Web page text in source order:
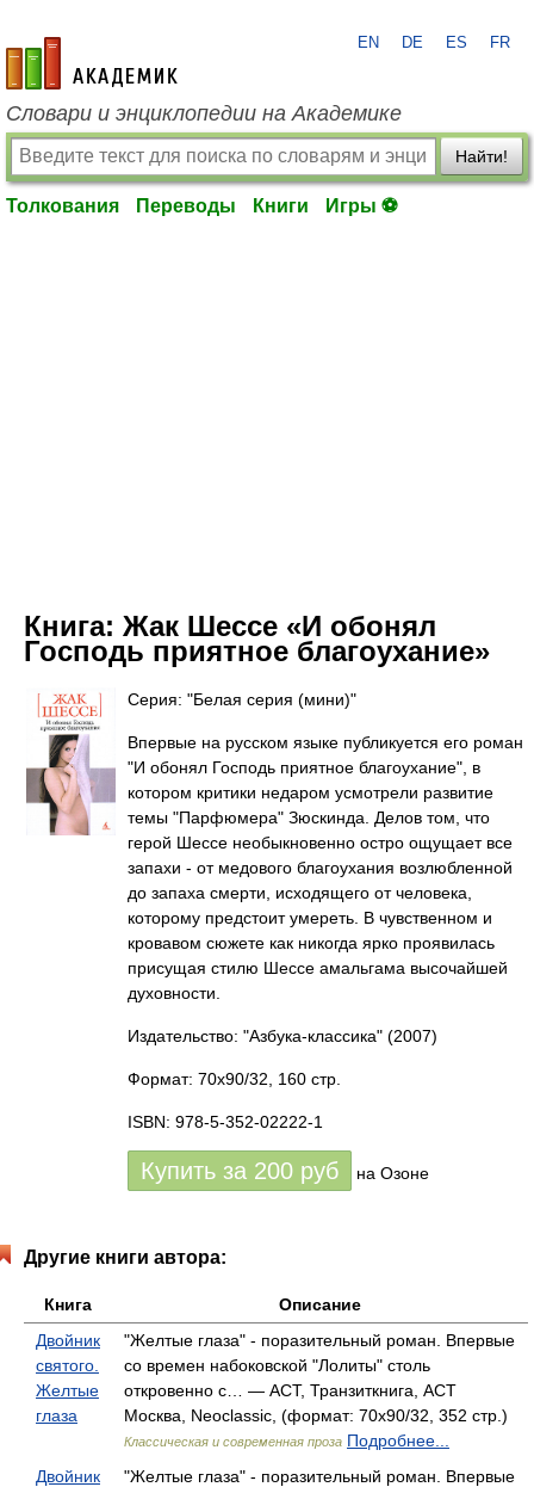
academic.ru
EN DE ES FR
Словари и энциклопедии на Академике
Найти!
Толкования Переводы Книги Игры ⚽
Книга: Жак Шессе «И обонял
Господь приятное благоухание»
Серия: "Белая серия (мини)"
Впервые на русском языке публикуется его роман
"И обонял Господь приятное благоухание", в
котором критики недаром усмотрели развитие
темы "Парфюмера" Зюскинда. Делов том, что
герой Шессе необыкновенно остро ощущает все
запахи - от медового благоухания возлюбленной
до запаха смерти, исходящего от человека,
которому предстоит умереть. В чувственном и
кровавом сюжете как никогда ярко проявилась
присущая стилю Шессе амальгама высочайшей
духовности.
Издательство: "Азбука-классика" (2007)
Формат: 70x90/32, 160 стр.
ISBN: 978-5-352-02222-1
Купить за 200 руб на Озоне
Другие книги автора:
Книга
Описание
Двойник
святого.
Желтые
глаза
"Желтые глаза" - поразительный роман. Впервые
со времен набоковской "Лолиты" столь
откровенно с… — АСТ, Транзиткнига, АСТ
Москва, Neoclassic, (формат: 70x90/32, 352 стр.)
Классическая и современная проза Подробнее...
Двойник
"Желтые глаза" - поразительный роман. Впервые